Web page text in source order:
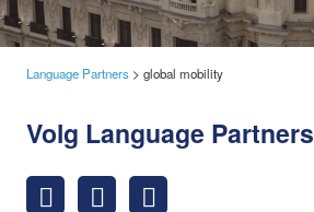
Language Partners > global mobility
Volg Language Partners